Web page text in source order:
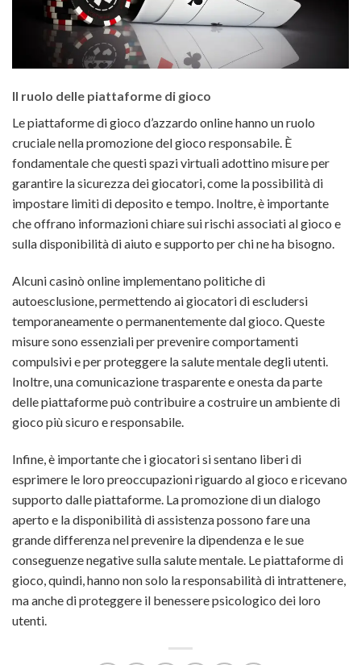
Il ruolo delle piattaforme di gioco
Le piattaforme di gioco d’azzardo online hanno un ruolo
cruciale nella promozione del gioco responsabile. È
fondamentale che questi spazi virtuali adottino misure per
garantire la sicurezza dei giocatori, come la possibilità di
impostare limiti di deposito e tempo. Inoltre, è importante
che offrano informazioni chiare sui rischi associati al gioco e
sulla disponibilità di aiuto e supporto per chi ne ha bisogno.
Alcuni casinò online implementano politiche di
autoesclusione, permettendo ai giocatori di escludersi
temporaneamente o permanentemente dal gioco. Queste
misure sono essenziali per prevenire comportamenti
compulsivi e per proteggere la salute mentale degli utenti.
Inoltre, una comunicazione trasparente e onesta da parte
delle piattaforme può contribuire a costruire un ambiente di
gioco più sicuro e responsabile.
Infine, è importante che i giocatori si sentano liberi di
esprimere le loro preoccupazioni riguardo al gioco e ricevano
supporto dalle piattaforme. La promozione di un dialogo
aperto e la disponibilità di assistenza possono fare una
grande differenza nel prevenire la dipendenza e le sue
conseguenze negative sulla salute mentale. Le piattaforme di
gioco, quindi, hanno non solo la responsabilità di intrattenere,
ma anche di proteggere il benessere psicologico dei loro
utenti.